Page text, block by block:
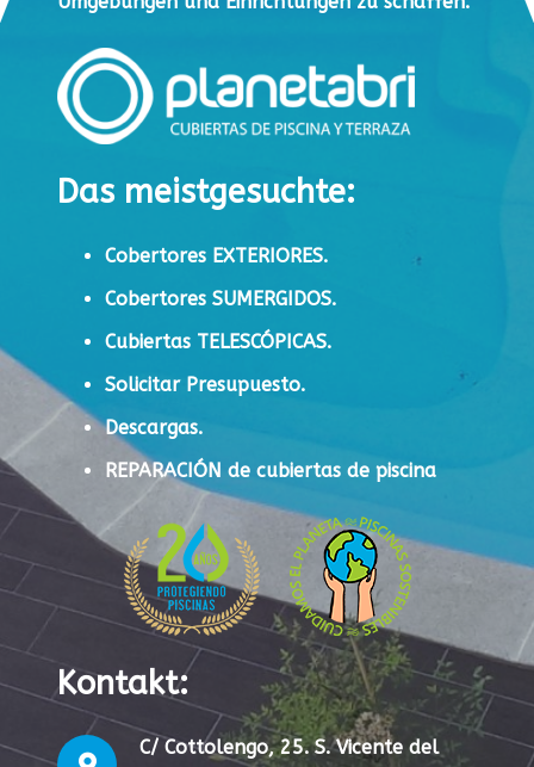
Das meistgesuchte:
Cobertores EXTERIORES.
Cobertores SUMERGIDOS.
Cubiertas TELESCÓPICAS.
Solicitar Presupuesto.
Descargas.
REPARACIÓN de cubiertas de piscina
Kontakt:
C/ Cottolengo, 25. S. Vicente del